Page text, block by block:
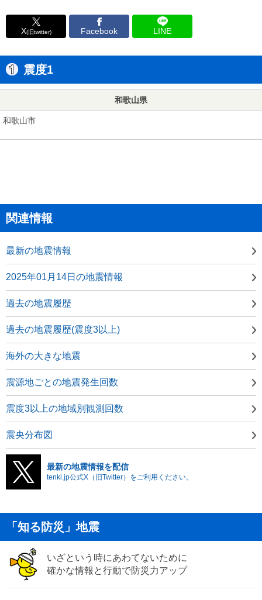
X(旧twitter) Facebook LINE
震度1
和歌山県
和歌山市
関連情報
最新の地震情報
2025年01月14日の地震情報
過去の地震履歴
過去の地震履歴(震度3以上)
海外の大きな地震
震源地ごとの地震発生回数
震度3以上の地域別観測回数
震央分布図
最新の地震情報を配信
tenki.jp公式X（旧Twitter）をご利用ください。
「知る防災」地震
いざという時にあわてないために
確かな情報と行動で防災力アップ